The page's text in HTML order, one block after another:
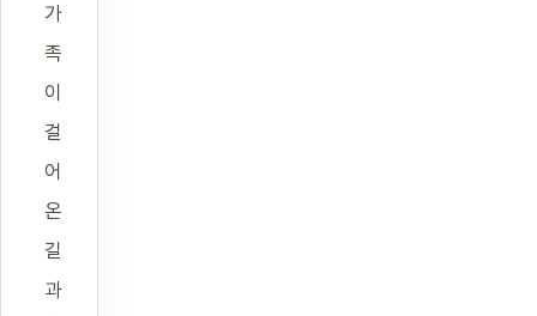
가
족
이
걸
어
온
길
과